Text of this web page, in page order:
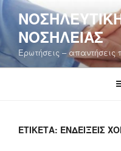
Μετάβαση
στο
περιεχόμενο
ΝΟΣΗΛΕΊΑΣ
Ερωτήσεις – απαντήσεις
ΕΤΙΚΈΤΑ: ΕΝΔΕΊΞΕΙΣ